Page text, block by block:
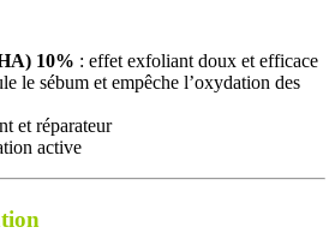
10% : effet exfoliant doux et efficace
le sébum et empêche l’oxydation des
et réparateur
active